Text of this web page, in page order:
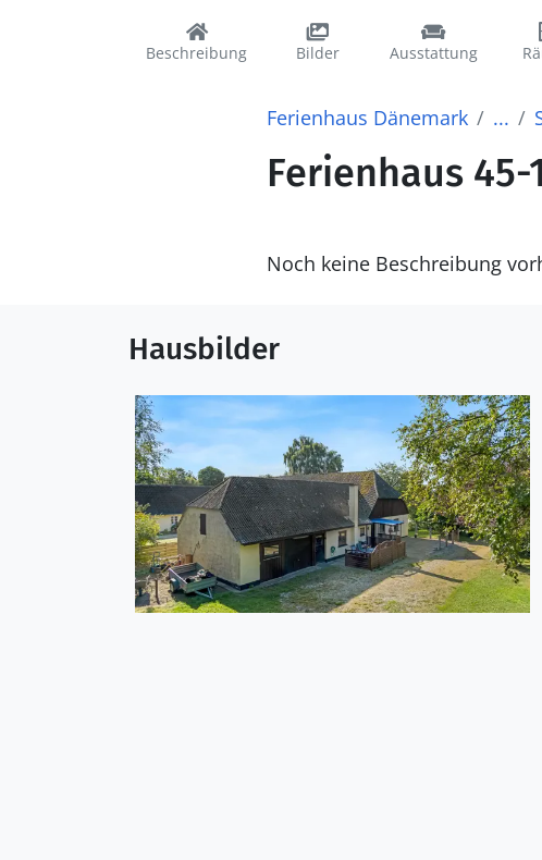
Beschreibung Bilder Ausstattung
Ferienhaus Dänemark ...
Ferienhaus
Noch keine Beschreibung
Hausbilder